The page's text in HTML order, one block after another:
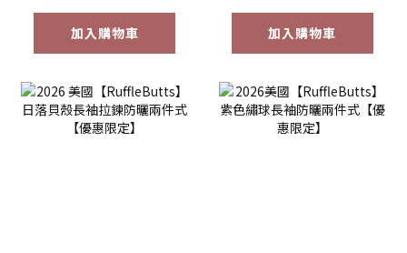
加入購物車 加入購物車